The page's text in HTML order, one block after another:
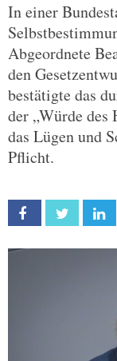
In einer
Abgeordnete
den
bestätigte das
der „Würde des
das Lügen und
Pflicht.
Facebook Twitter